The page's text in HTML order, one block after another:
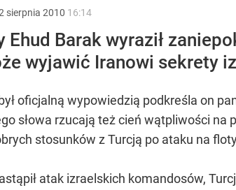
roku?
sierpnia 2010 16:14
Barak wyraził
wyjawić Iranowi sekrety
oficjalną wypowiedzią podkreśla on
słowa rzucają też cień wątpliwości
stosunków z Turcją po ataku na
atak izraelskich komandosów,